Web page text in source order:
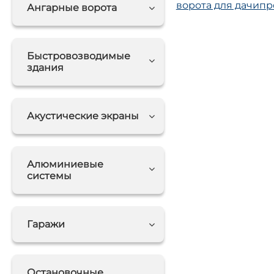
Ангарные ворота
Быстровозводимые
здания
Акустические экраны
Алюминиевые
системы
Гаражи
ворота для дачи